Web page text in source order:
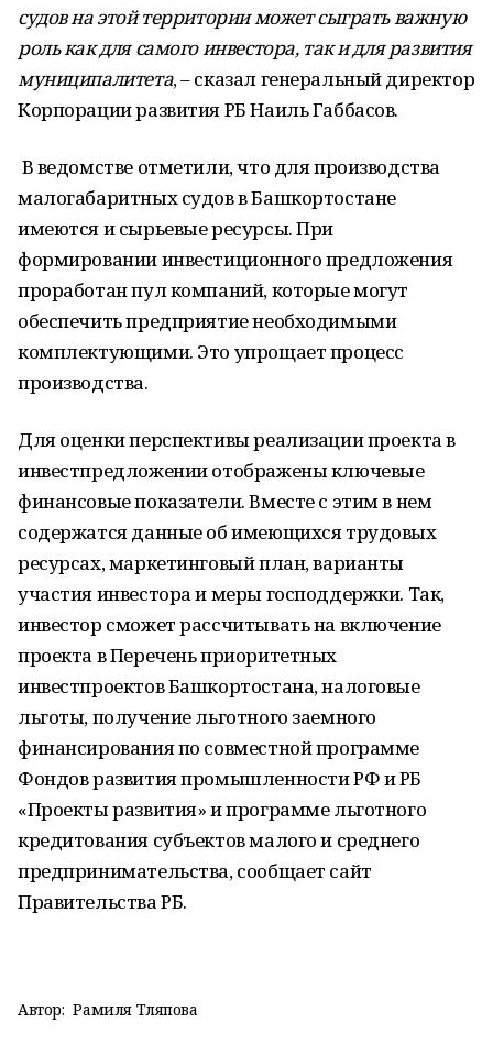
судов на этой территории может сыграть важную
роль как для самого инвестора, так и для развития
муниципалитета, – сказал генеральный директор
Корпорации развития РБ Наиль Габбасов.
В ведомстве отметили, что для производства
малогабаритных судов в Башкортостане
имеются и сырьевые ресурсы. При
формировании инвестиционного предложения
проработан пул компаний, которые могут
обеспечить предприятие необходимыми
комплектующими. Это упрощает процесс
производства.
Для оценки перспективы реализации проекта в
инвестпредложении отображены ключевые
финансовые показатели. Вместе с этим в нем
содержатся данные об имеющихся трудовых
ресурсах, маркетинговый план, варианты
участия инвестора и меры господдержки. Так,
инвестор сможет рассчитывать на включение
проекта в Перечень приоритетных
инвестпроектов Башкортостана, налоговые
льготы, получение льготного заемного
финансирования по совместной программе
Фондов развития промышленности РФ и РБ
«Проекты развития» и программе льготного
кредитования субъектов малого и среднего
предпринимательства, сообщает сайт
Правительства РБ.
Автор: Рамиля Тляпова